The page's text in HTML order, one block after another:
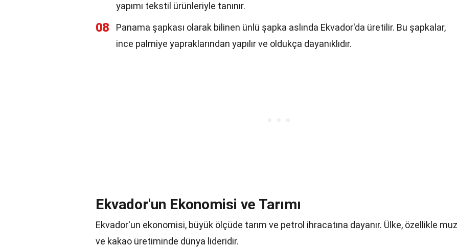
yapımı tekstil ürünleriyle tanınır.
08
Panama şapkası olarak bilinen ünlü şapka aslında Ekvador'da üretilir. Bu şapkalar,
ince palmiye yapraklarından yapılır ve oldukça dayanıklıdır.
Ekvador'un Ekonomisi ve Tarımı
Ekvador'un ekonomisi, büyük ölçüde tarım ve petrol ihracatına dayanır. Ülke, özellikle muz
ve kakao üretiminde dünya lideridir.